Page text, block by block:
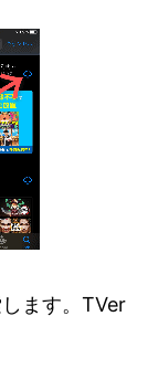
ます。TVer